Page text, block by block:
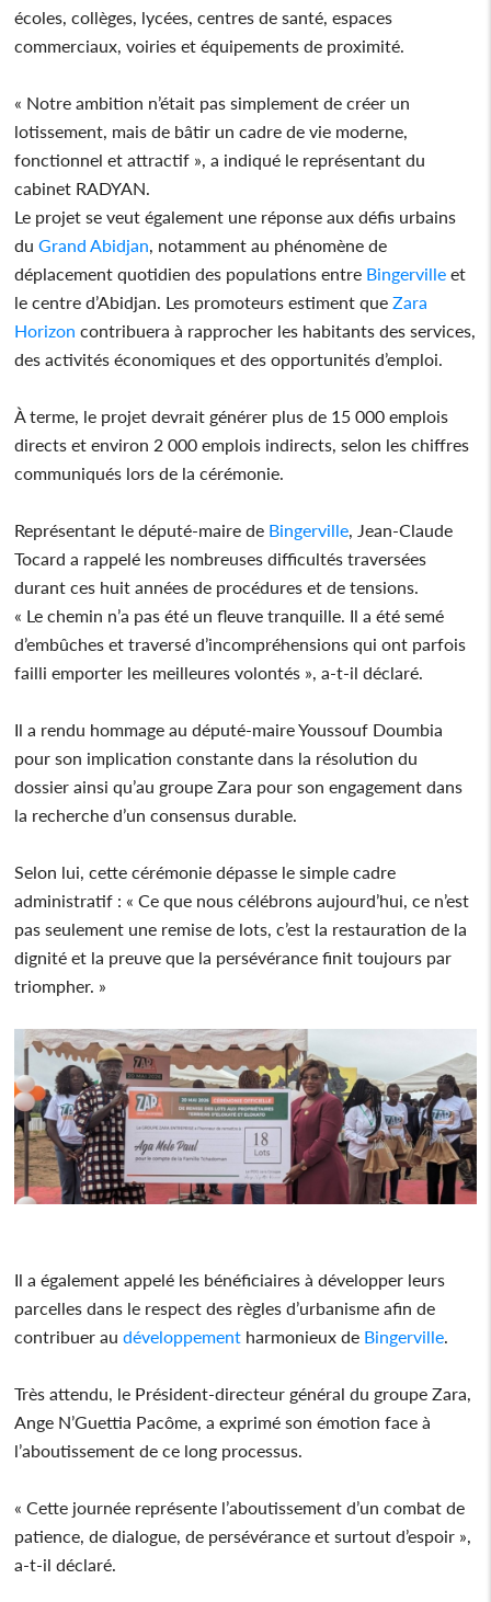
écoles, collèges, lycées, centres de santé, espaces
commerciaux, voiries et équipements de proximité.
« Notre ambition n’était pas simplement de créer un
lotissement, mais de bâtir un cadre de vie moderne,
fonctionnel et attractif », a indiqué le représentant du
cabinet RADYAN.
Le projet se veut également une réponse aux défis urbains
du Grand Abidjan , notamment au phénomène de
déplacement quotidien des populations entre Bingerville et
le centre d’Abidjan. Les promoteurs estiment que Zara
Horizon contribuera à rapprocher les habitants des services,
des activités économiques et des opportunités d’emploi.
À terme, le projet devrait générer plus de 15 000 emplois
directs et environ 2 000 emplois indirects, selon les chiffres
communiqués lors de la cérémonie.
Représentant le député-maire de Bingerville , Jean-Claude
Tocard a rappelé les nombreuses difficultés traversées
durant ces huit années de procédures et de tensions.
« Le chemin n’a pas été un fleuve tranquille. Il a été semé
d’embûches et traversé d’incompréhensions qui ont parfois
failli emporter les meilleures volontés », a-t-il déclaré.
Il a rendu hommage au député-maire Youssouf Doumbia
pour son implication constante dans la résolution du
dossier ainsi qu’au groupe Zara pour son engagement dans
la recherche d’un consensus durable.
Selon lui, cette cérémonie dépasse le simple cadre
administratif : « Ce que nous célébrons aujourd’hui, ce n’est
pas seulement une remise de lots, c’est la restauration de la
dignité et la preuve que la persévérance finit toujours par
triompher. »
Il a également appelé les bénéficiaires à développer leurs
parcelles dans le respect des règles d’urbanisme afin de
contribuer au développement harmonieux de Bingerville
Très attendu, le Président-directeur général du groupe Zara,
Ange N’Guettia Pacôme, a exprimé son émotion face à
l’aboutissement de ce long processus.
« Cette journée représente l’aboutissement d’un combat de
patience, de dialogue, de persévérance et surtout d’espoir »,
a-t-il déclaré.